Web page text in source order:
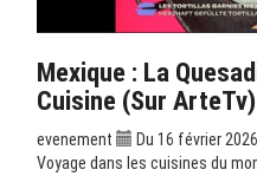
Mexique : La
Cuisine (sur ArteTv)
evenement
Du 16 février
Voyage dans les cuisines du